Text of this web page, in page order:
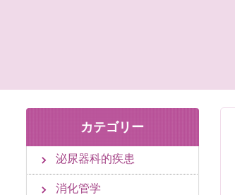
カテゴリー
泌尿器科的疾患
消化管学